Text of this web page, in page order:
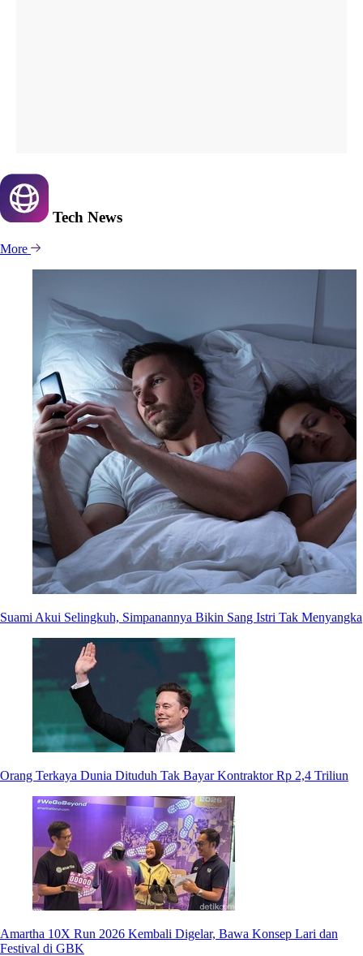
Tech News
More
Suami Akui Selingkuh, Simpanannya Bikin Sang Istri Tak Menyangka
Orang Terkaya Dunia Dituduh Tak Bayar Kontraktor Rp 2,4 Triliun
Amartha 10X Run 2026 Kembali Digelar, Bawa Konsep Lari dan
Festival di GBK